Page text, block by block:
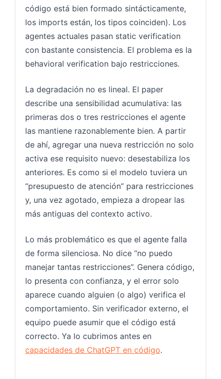
código está bien formado sintácticamente,
los imports están, los tipos coinciden). Los
agentes actuales pasan static verification
con bastante consistencia. El problema es la
behavioral verification bajo restricciones.
La degradación no es lineal. El paper
describe una sensibilidad acumulativa: las
primeras dos o tres restricciones el agente
las mantiene razonablemente bien. A partir
de ahí, agregar una nueva restricción no solo
activa ese requisito nuevo: desestabiliza los
anteriores. Es como si el modelo tuviera un
“presupuesto de atención” para restricciones
y, una vez agotado, empieza a dropear las
más antiguas del contexto activo.
Lo más problemático es que el agente falla
de forma silenciosa. No dice “no puedo
manejar tantas restricciones”. Genera código,
lo presenta con confianza, y el error solo
aparece cuando alguien (o algo) verifica el
comportamiento. Sin verificador externo, el
equipo puede asumir que el código está
correcto. Ya lo cubrimos antes en
capacidades de ChatGPT en código.